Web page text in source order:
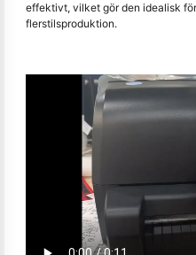
effektivt, vilket gör den idealisk
flerstilsproduktion.